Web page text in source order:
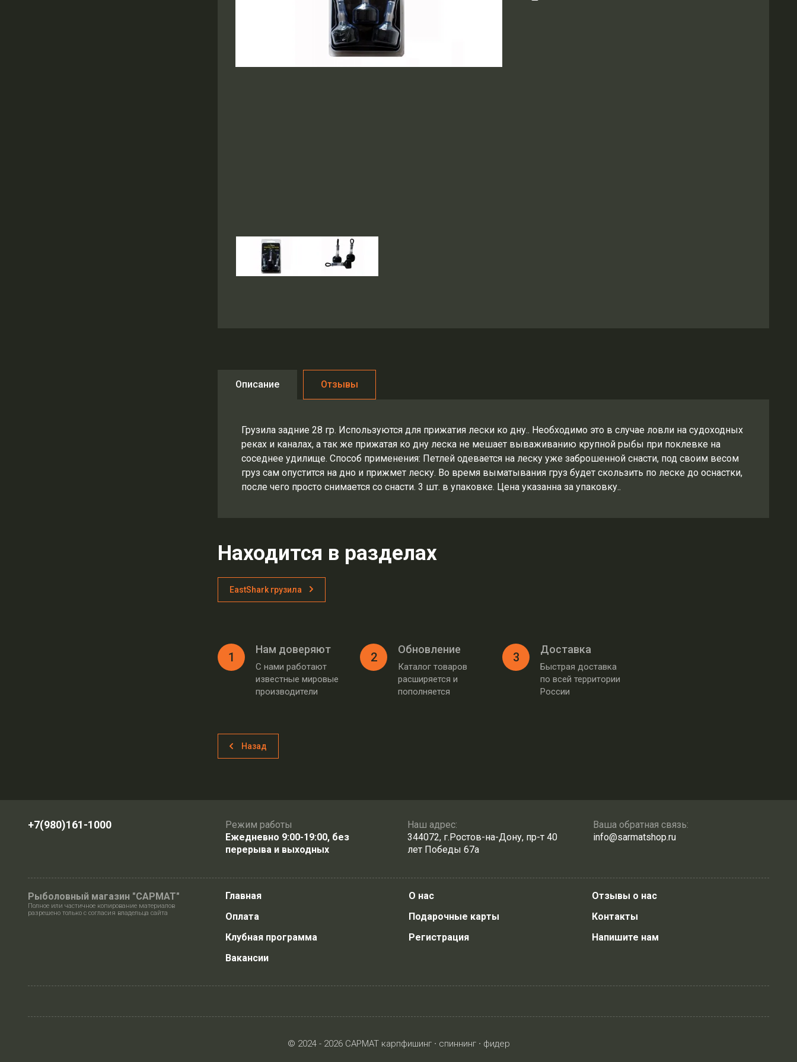
Описание Отзывы
Грузила задние 28 гр. Используются для прижатия лески ко дну.. Необходимо это в случае ловли на судоходных
реках и каналах, а так же прижатая ко дну леска не мешает вываживанию крупной рыбы при поклевке на
соседнее удилище. Способ применения: Петлей одевается на леску уже заброшенной снасти, под своим весом
груз сам опустится на дно и прижмет леску. Во время выматывания груз будет скользить по леске до оснастки,
после чего просто снимается со снасти. 3 шт. в упаковке. Цена указанна за упаковку..
Находится в разделах
EastShark грузила
1
Нам доверяют
С нами работают
известные мировые
производители
2
Обновление
Каталог товаров
расширяется и
пополняется
3
Доставка
Быстрая доставка
по всей территории
России
Назад
+7(980)161-1000
Режим работы
Ежедневно 9:00-19:00, без
перерыва и выходных
Наш адрес:
344072, г.Ростов-на-Дону, пр-т 40
лет Победы 67а
Ваша обратная связь:
info@sarmatshop.ru
Рыболовный магазин "САРМАТ"
Полное или частичное копирование материалов
разрешено только с согласия владельца сайта
Главная О нас
Отзывы о нас
Оплата
Подарочные карты
Контакты
Клубная программа
Регистрация
Напишите нам
Вакансии
© 2024 - 2026 САРМАТ карпфишинг ∙ спиннинг ∙ фидер